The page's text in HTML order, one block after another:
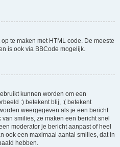
te maken met HTML code. De meeste
is ook via BBCode mogelijk.
kunnen worden om een
:) betekent blij, :( betekent
weergegeven als je een bericht
smilies, ze maken een bericht snel
moderator je bericht aanpast of heel
ook een maximaal aantal smilies, dat in
hebben.